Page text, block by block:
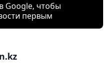
Google, чтобы
первым